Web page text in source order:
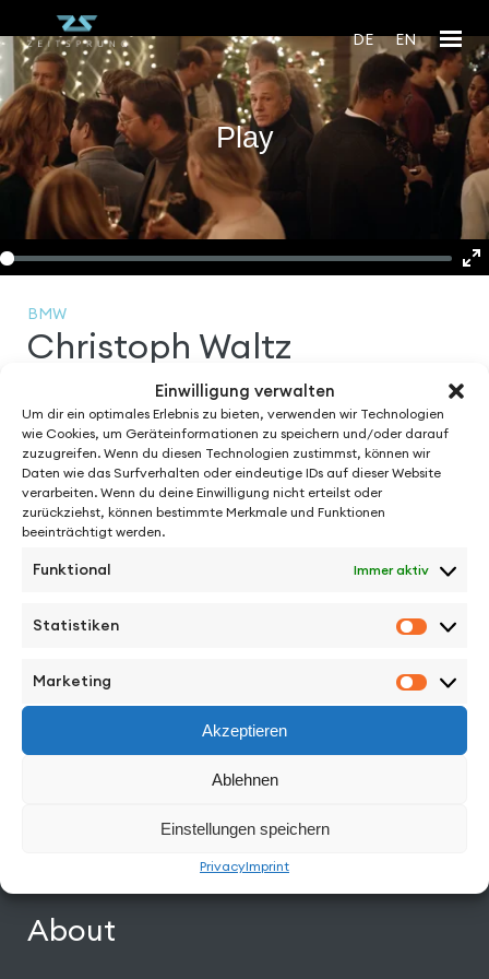
Einwilligung verwalten
Um dir ein optimales Erlebnis zu bieten, verwenden wir Technologien
wie Cookies, um Geräteinformationen zu speichern und/oder darauf
zuzugreifen. Wenn du diesen Technologien zustimmst, können wir
Daten wie das Surfverhalten oder eindeutige IDs auf dieser Website
verarbeiten. Wenn du deine Einwilligung nicht erteilst oder
zurückziehst, können bestimmte Merkmale und Funktionen
beeinträchtigt werden.
Funktional Immer aktiv
Statistiken
Marketing
Akzeptieren
Ablehnen
Einstellungen speichern
PrivacyImprint
DE EN
Play
BMW
Christoph Waltz
Jens Schillmöller
See More from Jens Schillmöller
About